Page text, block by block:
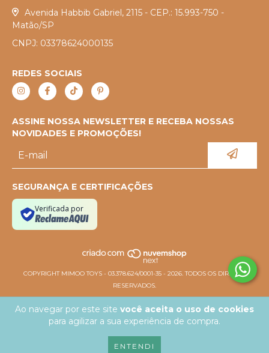
Ao navegar por este site você aceita o uso de cookies
para agilizar a sua experiência de compra.
ENTENDI
Avenida Habbib Gabriel, 2115 - CEP.: 15.993-750 -
Matão/SP
CNPJ: 03378624000135
REDES SOCIAIS
ASSINE NOSSA NEWSLETTER E RECEBA NOSSAS
NOVIDADES E PROMOÇÕES!
SEGURANÇA E CERTIFICAÇÕES
Verificada por
COPYRIGHT MIMOO TOYS - 03.378.624/0001-35 - 2026. TODOS OS DIREITOS
RESERVADOS.